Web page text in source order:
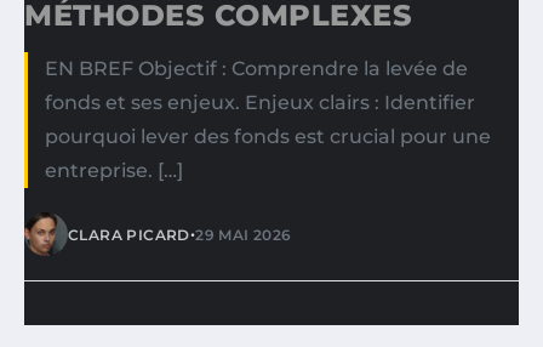
MÉTHODES COMPLEXES
EN BREF Objectif : Comprendre la levée de
fonds et ses enjeux. Enjeux clairs : Identifier
pourquoi lever des fonds est crucial pour une
entreprise. […]
CLARA PICARD•29 MAI 2026